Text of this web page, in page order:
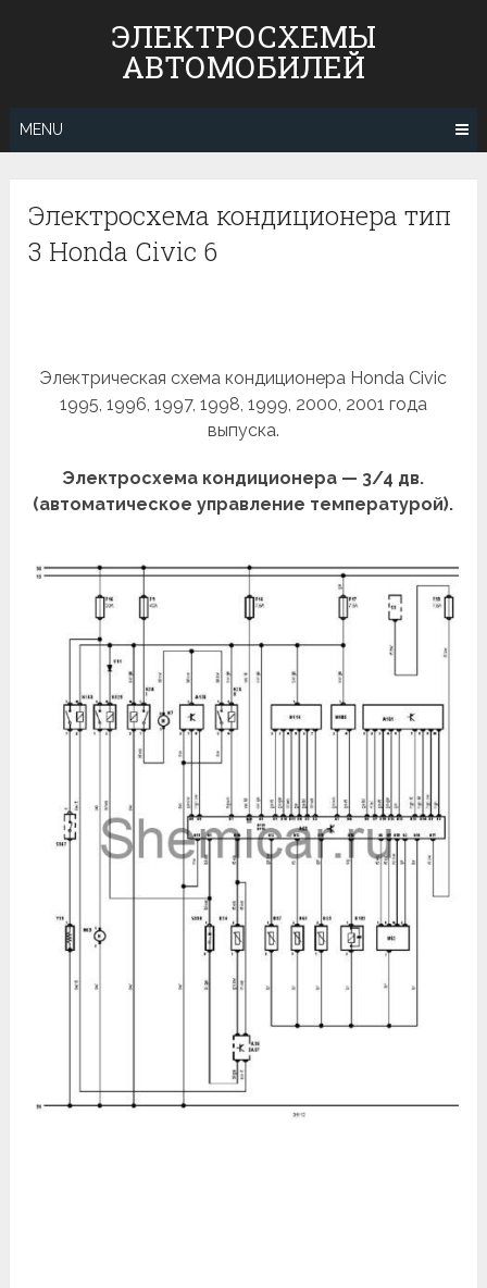
ЭЛЕКТРОСХЕМЫ
АВТОМОБИЛЕЙ
MENU
Электросхема кондиционера тип
3 Honda Civic 6
Электрическая схема кондиционера Honda Civic
1995, 1996, 1997, 1998, 1999, 2000, 2001 года
выпуска.
Электросхема кондиционера — 3/4 дв.
(автоматическое управление температурой).